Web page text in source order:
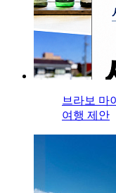
브라보 마
여행 제안